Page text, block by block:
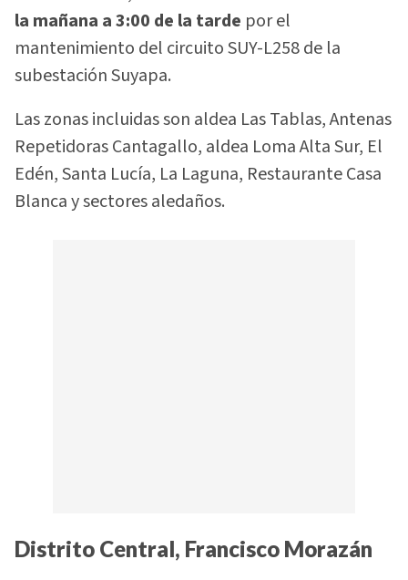
la mañana a 3:00 de la tarde por el
mantenimiento del circuito SUY-L258 de la
subestación Suyapa.
Las zonas incluidas son aldea Las Tablas, Antenas
Repetidoras Cantagallo, aldea Loma Alta Sur, El
Edén, Santa Lucía, La Laguna, Restaurante Casa
Blanca y sectores aledaños.
Distrito Central, Francisco Morazán